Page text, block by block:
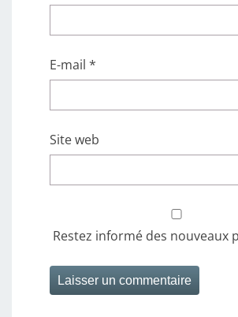
E-mail *
Site web
Restez informé des nouveaux